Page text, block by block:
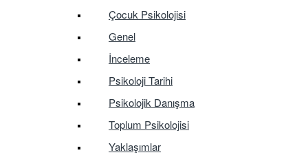
Çocuk Psikolojisi
Genel
İnceleme
Psikoloji Tarihi
Psikolojik Danışma
Toplum Psikolojisi
Yaklaşımlar